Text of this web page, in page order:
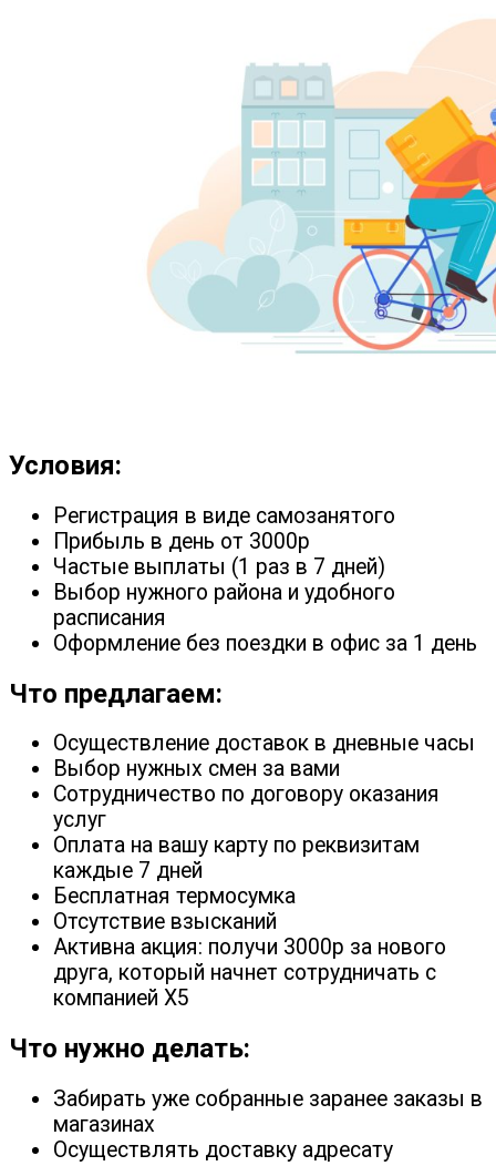
Условия:
Регистрация в виде самозанятого
Прибыль в день от 3000р
Частые выплаты (1 раз в 7 дней)
Выбор нужного района и удобного
расписания
Оформление без поездки в офис за 1 день
Что предлагаем:
Осуществление доставок в дневные часы
Выбор нужных смен за вами
Сотрудничество по договору оказания
услуг
Оплата на вашу карту по реквизитам
каждые 7 дней
Бесплатная термосумка
Отсутствие взысканий
Активна акция: получи 3000р за нового
друга, который начнет сотрудничать с
компанией X5
Что нужно делать:
Забирать уже собранные заранее заказы в
магазинах
Осуществлять доставку адресату